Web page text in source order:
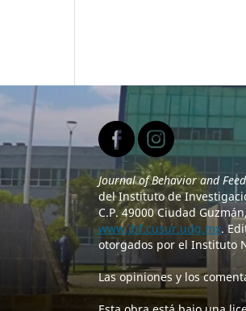
Journal of Behavior and
del Instituto de
C.P. 49000 Ciudad
www.jbf.cusur.udg.mx.
otorgados por el Instituto
Las opiniones y los